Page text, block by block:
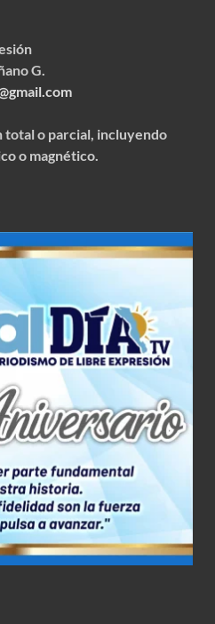
G.
o parcial, incluyendo
o magnético.